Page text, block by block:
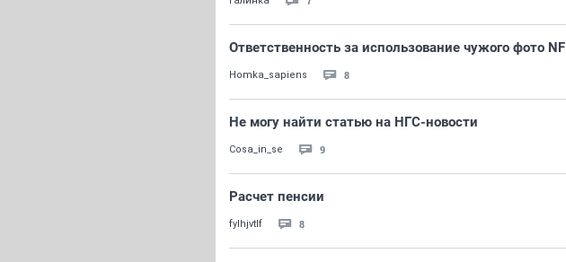
Ответственность за использование чужого фото NF
Homka_sapiens 8
Не могу найти статью на НГС-новости
Cosa_in_se 9
Расчет пенсии
fylhjvtlf 8